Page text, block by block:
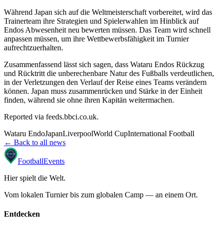
Während Japan sich auf die Weltmeisterschaft vorbereitet, wird das
Trainerteam ihre Strategien und Spielerwahlen im Hinblick auf
Endos Abwesenheit neu bewerten müssen. Das Team wird schnell
anpassen müssen, um ihre Wettbewerbsfähigkeit im Turnier
aufrechtzuerhalten.
Zusammenfassend lässt sich sagen, dass Wataru Endos Rückzug
und Rücktritt die unberechenbare Natur des Fußballs verdeutlichen,
in der Verletzungen den Verlauf der Reise eines Teams verändern
können. Japan muss zusammenrücken und Stärke in der Einheit
finden, während sie ohne ihren Kapitän weitermachen.
Reported via feeds.bbci.co.uk.
Wataru EndoJapanLiverpoolWorld CupInternational Football
← Back to all news
FootballEvents
Hier spielt die Welt.
Vom lokalen Turnier bis zum globalen Camp — an einem Ort.
Entdecken